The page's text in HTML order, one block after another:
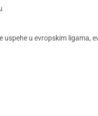
u evropskim ligama,